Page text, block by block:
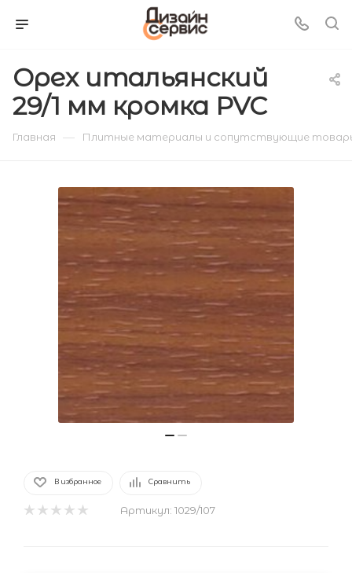
Орех итальянский
29/1 мм кромка PVC
Главная — Плитные материалы и сопутствующие
В избранное Сравнить
Артикул: 1029/107